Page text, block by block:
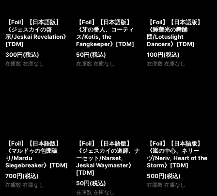
【Foil】【日本語版】
《ジェスカイの啓
示/Jeskai Revelation》
[TDM]
300円(税込)
在庫数 在庫なし
【Foil】【日本語版】
《牙の番人、コーティ
ス/Kotis, the
Fangkeeper》[TDM]
50円(税込)
在庫数 在庫なし
【Foil】【日本語版】
《睡蓮光の舞踊
団/Lotuslight
Dancers》[TDM]
100円(税込)
在庫数 在庫なし
【Foil】【日本語版】
《マルドゥの包囲破
り/Mardu
Siegebreaker》[TDM]
700円(税込)
在庫数 在庫なし
【Foil】【日本語版】
《ジェスカイの道師、ナ
ーセット/Narset,
Jeskai Waymaster》
[TDM]
50円(税込)
在庫数 在庫なし
【Foil】【日本語版】
《嵐の中心、ネリー
ヴ/Neriv, Heart of the
Storm》[TDM]
500円(税込)
在庫数 在庫なし